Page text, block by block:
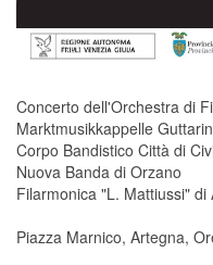
Concerto dell'Orchestra di
Marktmusikkappelle
Corpo Bandistico Città di
Nuova Banda di Orzano
Filarmonica "L. Mattiussi" di
Piazza Marnico, Artegna,